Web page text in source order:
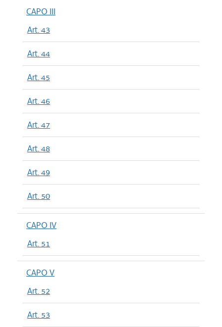
CAPO III
Art. 43
Art. 44
Art. 45
Art. 46
Art. 47
Art. 48
Art. 49
Art. 50
CAPO IV
Art. 51
CAPO V
Art. 52
Art. 53